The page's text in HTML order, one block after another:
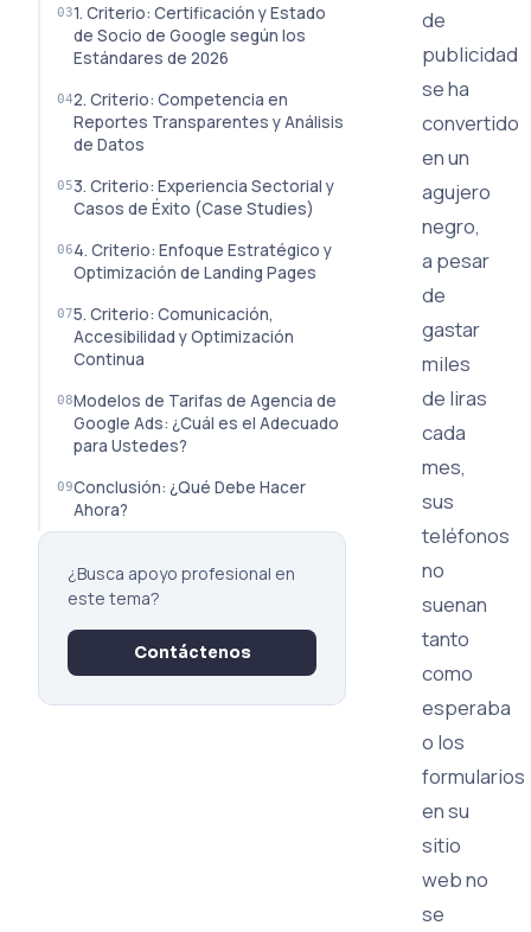
1. Criterio: Certificación y Estado
de Socio de Google según los
Estándares de 2026
2. Criterio: Competencia en
Reportes Transparentes y Análisis
de Datos
3. Criterio: Experiencia Sectorial y
Casos de Éxito (Case Studies)
4. Criterio: Enfoque Estratégico y
Optimización de Landing Pages
5. Criterio: Comunicación,
Accesibilidad y Optimización
Continua
Modelos de Tarifas de Agencia de
Google Ads: ¿Cuál es el Adecuado
para Ustedes?
Conclusión: ¿Qué Debe Hacer
Ahora?
¿Busca apoyo profesional en
este tema?
Contáctenos
de
publicidad
se ha
convertido
en un
agujero
negro,
a pesar
de
gastar
miles
de liras
cada
mes,
sus
teléfonos
no
suenan
tanto
como
esperaba
o los
formularios
en su
sitio
web no
se